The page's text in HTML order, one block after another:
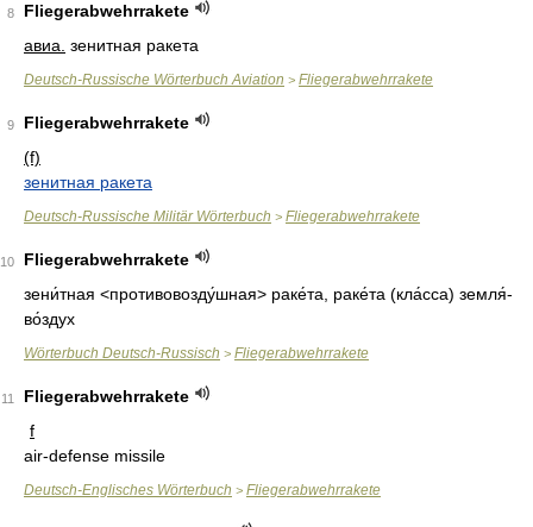
8
Fliegerabwehrrakete
авиа. зенитная ракета
Deutsch-Russische Wörterbuch Aviation > Fliegerabwehrrakete
9
Fliegerabwehrrakete
(f)
зенитная ракета
Deutsch-Russische Militär Wörterbuch > Fliegerabwehrrakete
10
Fliegerabwehrrakete
зени́тная <противовозду́шная> раке́та раке́та (кла́сса) земля́-
во́здух
Wörterbuch Deutsch-Russisch > Fliegerabwehrrakete
11
Fliegerabwehrrakete
f
air-defense missile
Deutsch-Englisches Wörterbuch > Fliegerabwehrrakete